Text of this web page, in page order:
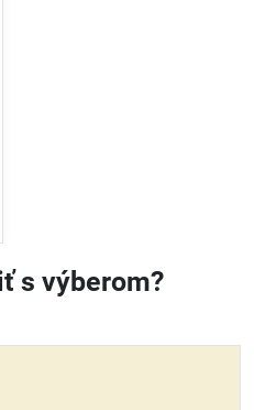
s výberom?